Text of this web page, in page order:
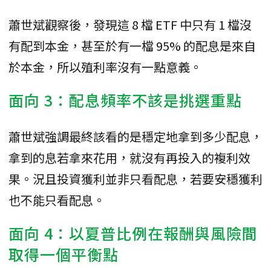
蕭世斌觀察後，發現這 8 檔 ETF 中只有 1 檔沒
有配到本金，甚至於有一檔 95% 的配息是來自
於本金，所以殖利率沒有一點意義。
面向 3：配息頻率不該是挑選重點
蕭世斌強調最終該看的是穩定地拿到多少配息，
拿到的息若拿來花用，就沒有再投入的複利效
果。況且投資獲利並非只看配息，若要安穩獲利
也不能只看配息。
面向 4：以夏普比例在報酬與風險間
取得一個平衡點